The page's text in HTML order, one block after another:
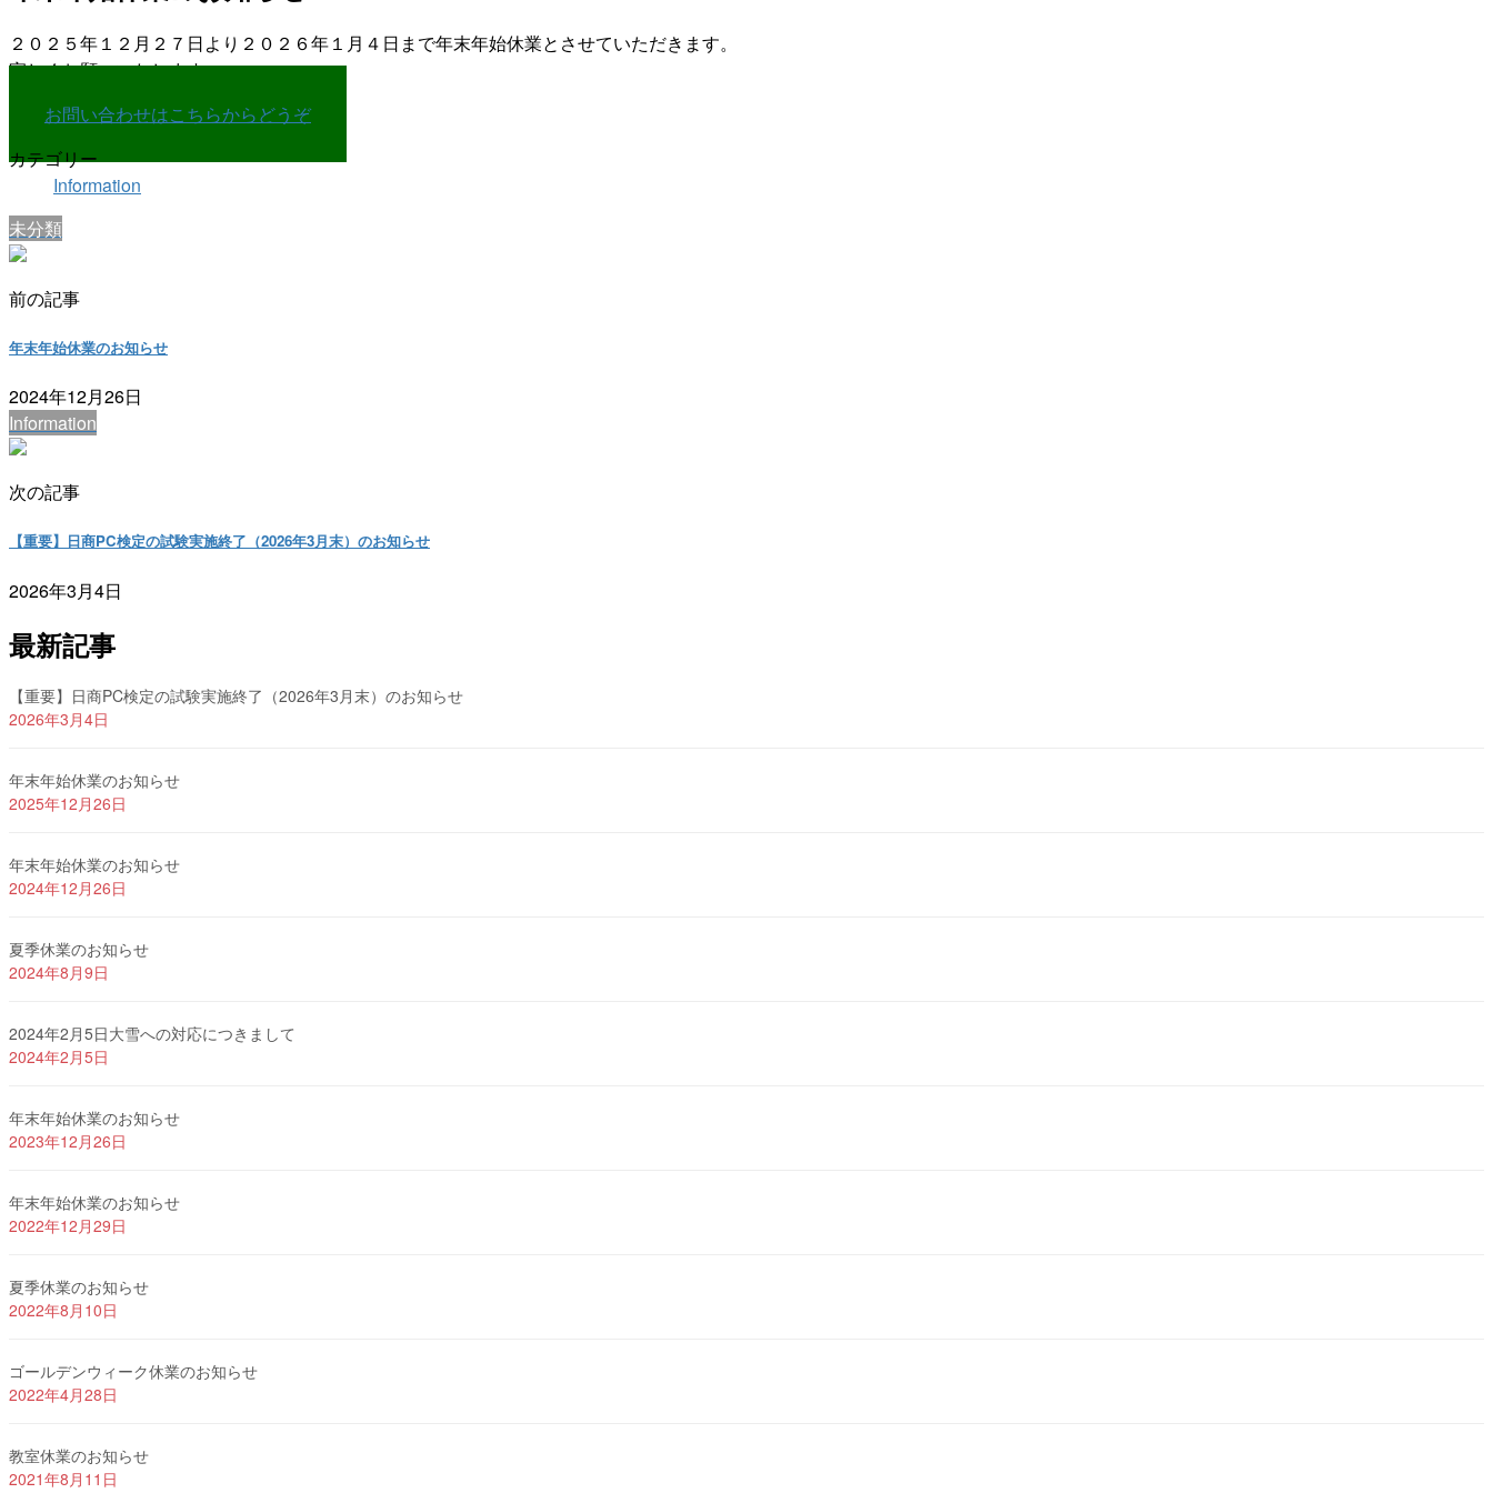
２０２５年１２月２７日より２０２６年１月４日まで年末年始休業とさせていただきます。
宜しくお願いいたします。
お問い合わせはこちらからどうぞ
カテゴリー
Information
未分類
前の記事
年末年始休業のお知らせ
2024年12月26日
Information
次の記事
【重要】日商PC検定の試験実施終了（2026年3月末）のお知らせ
2026年3月4日
最新記事
【重要】日商PC検定の試験実施終了（2026年3月末）のお知らせ
2026年3月4日
年末年始休業のお知らせ
2025年12月26日
年末年始休業のお知らせ
2024年12月26日
夏季休業のお知らせ
2024年8月9日
2024年2月5日大雪への対応につきまして
2024年2月5日
年末年始休業のお知らせ
2023年12月26日
年末年始休業のお知らせ
2022年12月29日
夏季休業のお知らせ
2022年8月10日
ゴールデンウィーク休業のお知らせ
2022年4月28日
教室休業のお知らせ
2021年8月11日